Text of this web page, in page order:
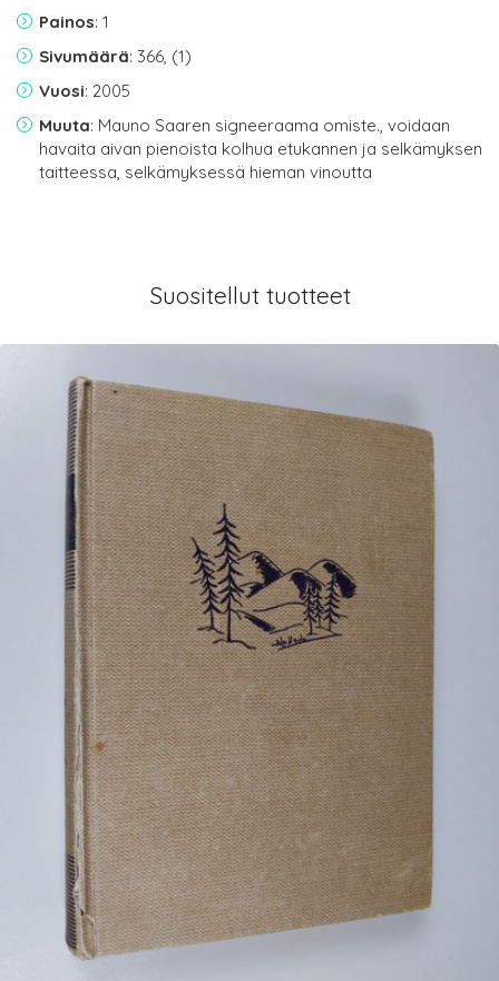
Painos: 1
Sivumäärä: 366, (1)
Vuosi: 2005
Muuta: Mauno Saaren signeeraama omiste., voidaan
havaita aivan pienoista kolhua etukannen ja selkämyksen
taitteessa, selkämyksessä hieman vinoutta
Suositellut tuotteet